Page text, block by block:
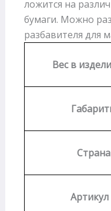
ложится на
бумаги. Можно
разбавителя для
Вес в
Страна
Артикул